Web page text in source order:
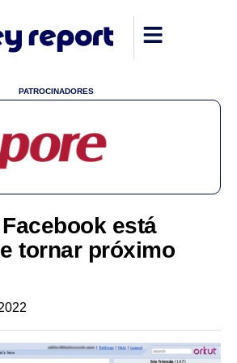
PATROCINADORES
está
tornar próximo